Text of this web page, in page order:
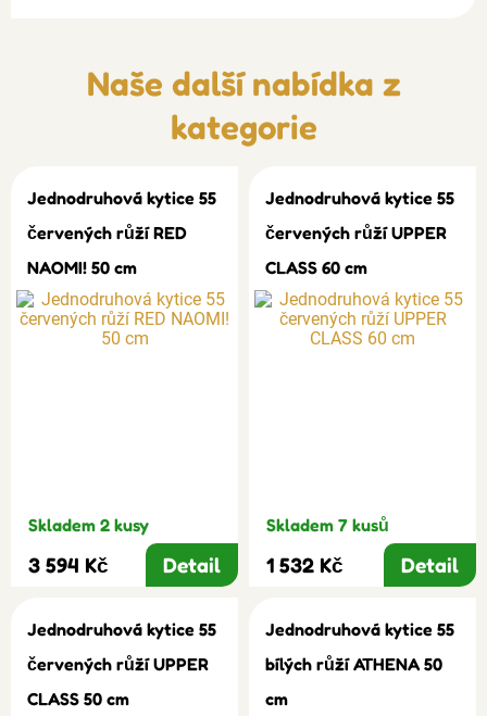
Naše další nabídka z
kategorie
Jednodruhová kytice 55
červených růží RED
NAOMI! 50 cm
Skladem 2 kusy
3 594 Kč Detail
Jednodruhová kytice 55
červených růží UPPER
CLASS 60 cm
Skladem 7 kusů
1 532 Kč Detail
Jednodruhová kytice 55
červených růží UPPER
CLASS 50 cm
Jednodruhová kytice 55
bílých růží ATHENA 50
cm